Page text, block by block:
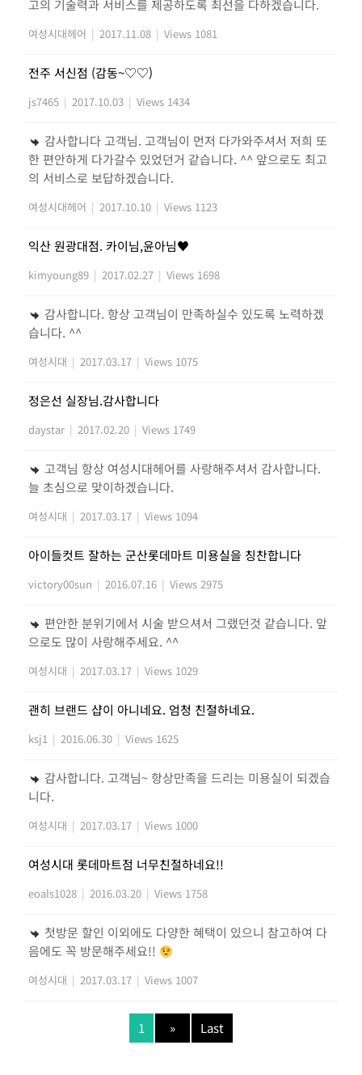
고의 기술력과 서비스를 제공하도록 최선을 다하겠습니다.
여성시대헤어 | 2017.11.08 | Views 1081
전주 서신점 (감동~♡♡)
js7465 | 2017.10.03 | Views 1434
감사합니다 고객님. 고객님이 먼저 다가와주셔서 저희 또
한 편안하게 다가갈수 있었던거 같습니다. ^^ 앞으로도 최고
의 서비스로 보답하겠습니다.
여성시대헤어 | 2017.10.10 | Views 1123
익산 원광대점. 카이님,윤아님♥
kimyoung89 | 2017.02.27 | Views 1698
감사합니다. 항상 고객님이 만족하실수 있도록 노력하겠
습니다. ^^
여성시대 | 2017.03.17 | Views 1075
정은선 실장님.감사합니다
daystar | 2017.02.20 | Views 1749
고객님 항상 여성시대헤어를 사랑해주셔서 감사합니다.
늘 초심으로 맞이하겠습니다.
여성시대 | 2017.03.17 | Views 1094
아이들컷트 잘하는 군산롯데마트 미용실을 칭찬합니다
victory00sun | 2016.07.16 | Views 2975
편안한 분위기에서 시술 받으셔서 그랬던것 같습니다. 앞
으로도 많이 사랑해주세요. ^^
여성시대 | 2017.03.17 | Views 1029
괜히 브랜드 샵이 아니네요. 엄청 친절하네요.
ksj1 | 2016.06.30 | Views 1625
감사합니다. 고객님~ 항상만족을 드리는 미용실이 되겠습
니다.
여성시대 | 2017.03.17 | Views 1000
여성시대 롯데마트점 너무친절하네요!!
eoals1028 | 2016.03.20 | Views 1758
첫방문 할인 이외에도 다양한 혜택이 있으니 참고하여 다
음에도 꼭 방문해주세요!!
여성시대 | 2017.03.17 | Views 1007
1 » Last